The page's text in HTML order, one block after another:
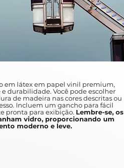
em látex em papel vinil premium,
durabilidade. Você pode escolher
de madeira nas cores descritas ou
Incluem um gancho para fácil
pronta para exibição. Lembre-se, os
vidro, proporcionando um
moderno e leve.